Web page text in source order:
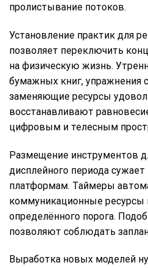
пролистывание потоков.
Установление практик для
позволяет переключить
на физическую жизнь.
бумажных книг, упражнения
заменяющие ресурсы
восстанавливают
цифровым и телесным
Размещение инструментов
дисплейного периода
платформам. Таймеры
коммуникационные
определённого порога.
позволяют соблюдать
Выработка новых моделей